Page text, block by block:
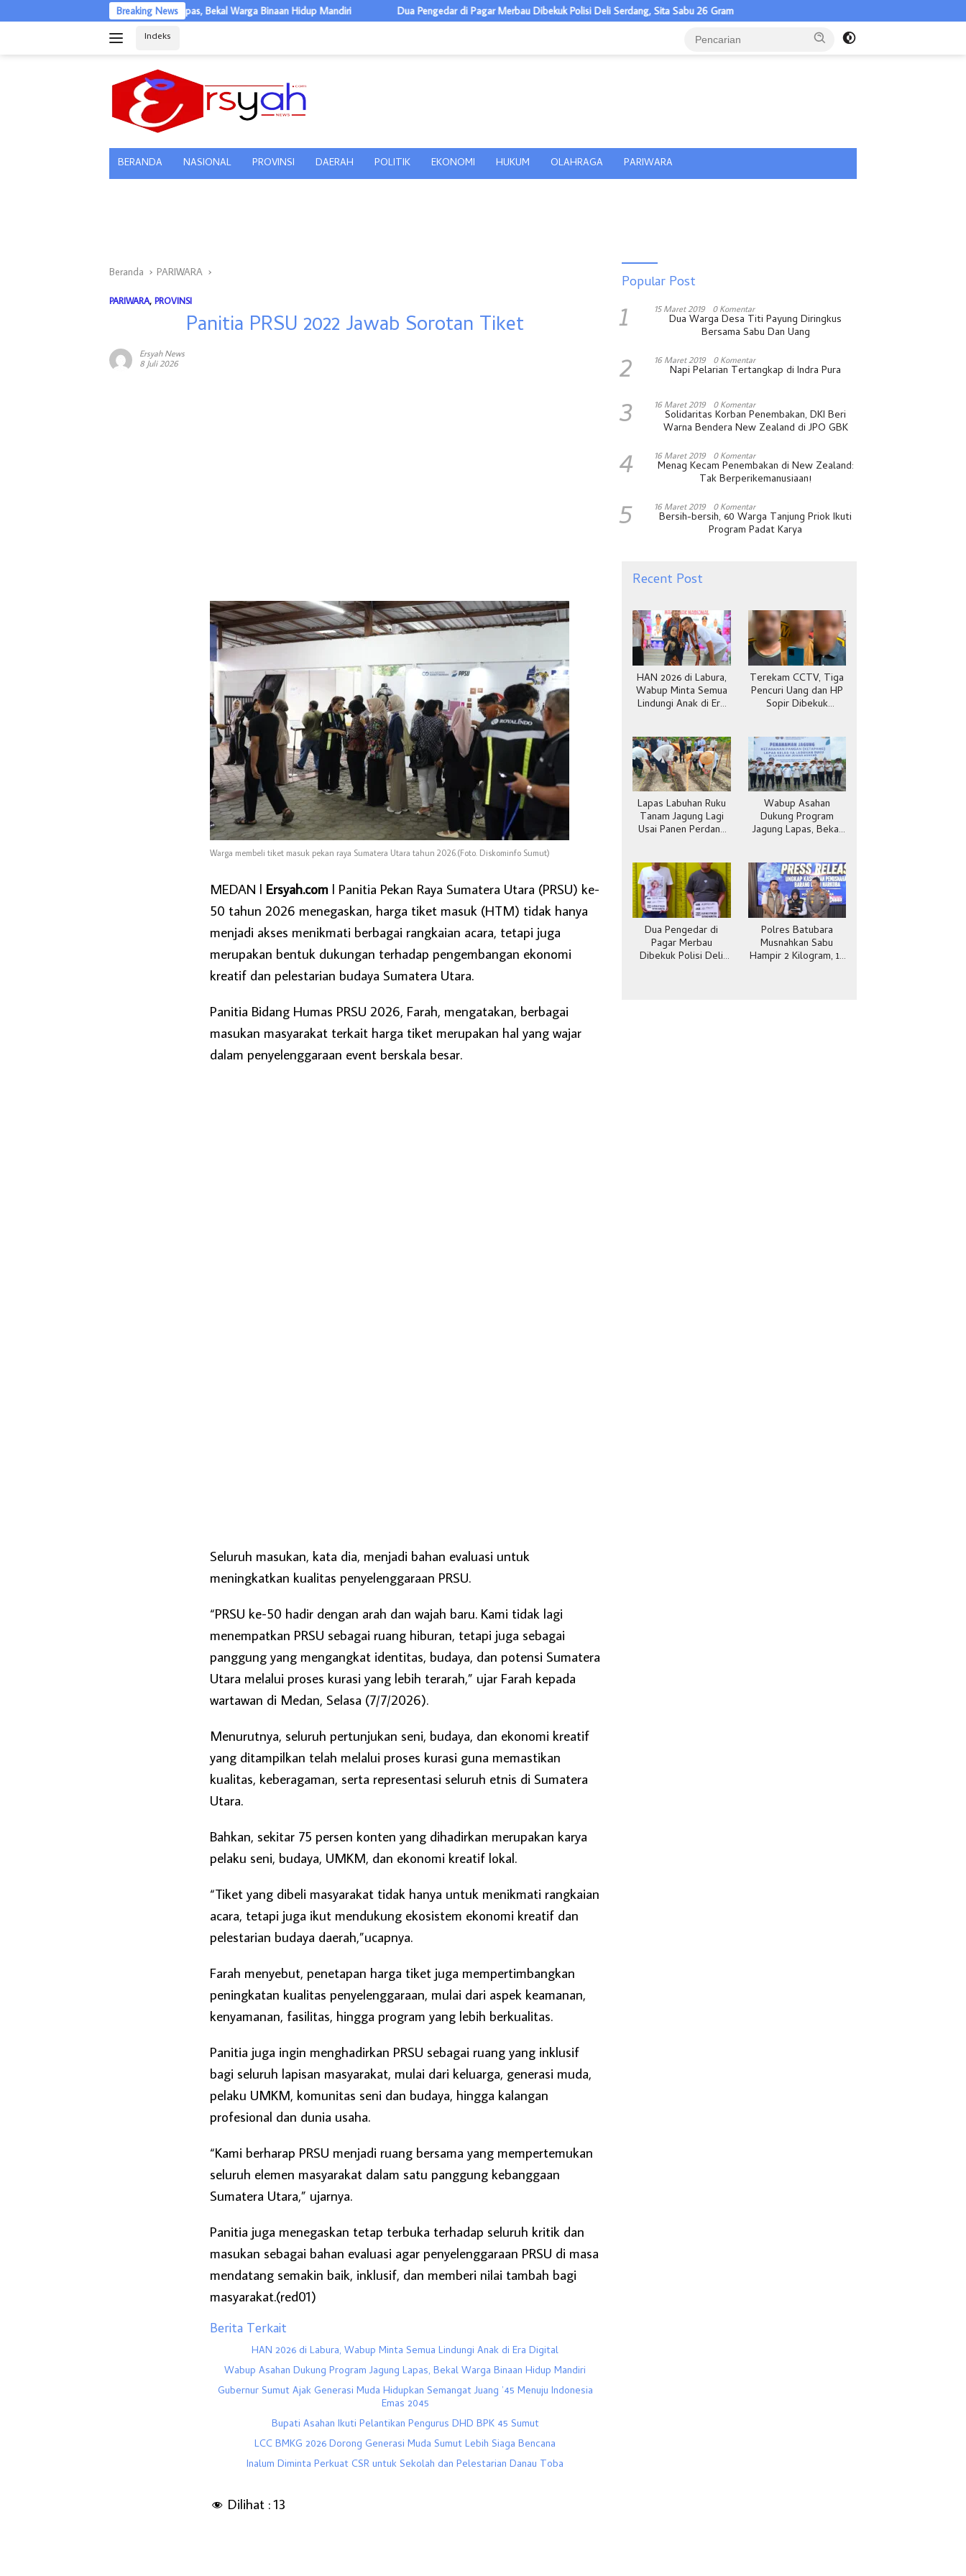
Breaking News
Program Jagung Lapas, Bekal Warga Binaan Hidup Mandiri Dua Pengedar di Pagar Merbau Dibekuk Polisi Deli Serdang, Sita Sabu 26 Gram
Indeks
BERANDA NASIONAL PROVINSI DAERAH POLITIK EKONOMI HUKUM OLAHRAGA PARIWARA
Beranda PARIWARA
PARIWARA, PROVINSI
Panitia PRSU 2022 Jawab Sorotan Tiket
Ersyah News
8 Juli 2026
Warga membeli tiket masuk pekan raya Sumatera Utara tahun 2026.(Foto. Diskominfo Sumut)
MEDAN l Ersyah.com l Panitia Pekan Raya Sumatera Utara (PRSU) ke-
50 tahun 2026 menegaskan, harga tiket masuk (HTM) tidak hanya
menjadi akses menikmati berbagai rangkaian acara, tetapi juga
merupakan bentuk dukungan terhadap pengembangan ekonomi
kreatif dan pelestarian budaya Sumatera Utara.
Panitia Bidang Humas PRSU 2026, Farah, mengatakan, berbagai
masukan masyarakat terkait harga tiket merupakan hal yang wajar
dalam penyelenggaraan event berskala besar.
Seluruh masukan, kata dia, menjadi bahan evaluasi untuk
meningkatkan kualitas penyelenggaraan PRSU.
“PRSU ke-50 hadir dengan arah dan wajah baru. Kami tidak lagi
menempatkan PRSU sebagai ruang hiburan, tetapi juga sebagai
panggung yang mengangkat identitas, budaya, dan potensi Sumatera
Utara melalui proses kurasi yang lebih terarah,” ujar Farah kepada
wartawan di Medan, Selasa (7/7/2026).
Menurutnya, seluruh pertunjukan seni, budaya, dan ekonomi kreatif
yang ditampilkan telah melalui proses kurasi guna memastikan
kualitas, keberagaman, serta representasi seluruh etnis di Sumatera
Utara.
Bahkan, sekitar 75 persen konten yang dihadirkan merupakan karya
pelaku seni, budaya, UMKM, dan ekonomi kreatif lokal.
“Tiket yang dibeli masyarakat tidak hanya untuk menikmati rangkaian
acara, tetapi juga ikut mendukung ekosistem ekonomi kreatif dan
pelestarian budaya daerah,”ucapnya.
Farah menyebut, penetapan harga tiket juga mempertimbangkan
peningkatan kualitas penyelenggaraan, mulai dari aspek keamanan,
kenyamanan, fasilitas, hingga program yang lebih berkualitas.
Panitia juga ingin menghadirkan PRSU sebagai ruang yang inklusif
bagi seluruh lapisan masyarakat, mulai dari keluarga, generasi muda,
pelaku UMKM, komunitas seni dan budaya, hingga kalangan
profesional dan dunia usaha.
“Kami berharap PRSU menjadi ruang bersama yang mempertemukan
seluruh elemen masyarakat dalam satu panggung kebanggaan
Sumatera Utara,” ujarnya.
Panitia juga menegaskan tetap terbuka terhadap seluruh kritik dan
masukan sebagai bahan evaluasi agar penyelenggaraan PRSU di masa
mendatang semakin baik, inklusif, dan memberi nilai tambah bagi
masyarakat.(red01)
Berita Terkait
HAN 2026 di Labura, Wabup Minta Semua Lindungi Anak di Era Digital
Wabup Asahan Dukung Program Jagung Lapas, Bekal Warga Binaan Hidup Mandiri
Gubernur Sumut Ajak Generasi Muda Hidupkan Semangat Juang ’45 Menuju Indonesia
Emas 2045
Bupati Asahan Ikuti Pelantikan Pengurus DHD BPK 45 Sumut
LCC BMKG 2026 Dorong Generasi Muda Sumut Lebih Siaga Bencana
Inalum Diminta Perkuat CSR untuk Sekolah dan Pelestarian Danau Toba
Dilihat : 13
Popular Post
1 15 Maret 2019 0 Komentar
Dua Warga Desa Titi Payung Diringkus
Bersama Sabu Dan Uang
2 16 Maret 2019 0 Komentar
Napi Pelarian Tertangkap di Indra Pura
3 16 Maret 2019 0 Komentar
Solidaritas Korban Penembakan, DKI Beri
Warna Bendera New Zealand di JPO GBK
4 16 Maret 2019 0 Komentar
Menag Kecam Penembakan di New Zealand:
Tak Berperikemanusiaan!
5 16 Maret 2019 0 Komentar
Bersih-bersih, 60 Warga Tanjung Priok Ikuti
Program Padat Karya
Recent Post
HAN 2026 di Labura,
Wabup Minta Semua
Lindungi Anak di Era
Terekam CCTV, Tiga
Pencuri Uang dan HP
Sopir Dibekuk
Lapas Labuhan Ruku
Tanam Jagung Lagi
Usai Panen Perdana
Wabup Asahan
Dukung Program
Jagung Lapas, Bekal
Dua Pengedar di
Pagar Merbau
Dibekuk Polisi Deli
Polres Batubara
Musnahkan Sabu
Hampir 2 Kilogram, 13